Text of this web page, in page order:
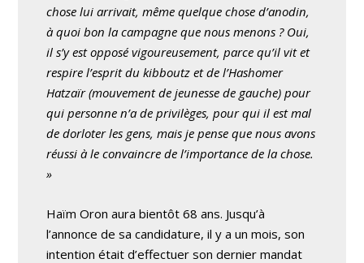
chose lui arrivait, même quelque chose d’anodin,
à quoi bon la campagne que nous menons ? Oui,
il s’y est opposé vigoureusement, parce qu’il vit et
respire l’esprit du kibboutz et de l’Hashomer
Hatzaïr (mouvement de jeunesse de gauche) pour
qui personne n’a de privilèges, pour qui il est mal
de dorloter les gens, mais je pense que nous avons
réussi à le convaincre de l’importance de la chose.
»
Haïm Oron aura bientôt 68 ans. Jusqu’à
l’annonce de sa candidature, il y a un mois, son
intention était d’effectuer son dernier mandat